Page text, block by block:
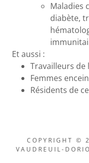
Maladies
diabète,
Et aussi :
Travailleurs de
Femmes
Résidents de
COPYRIGHT ©
VAUDREUIL-